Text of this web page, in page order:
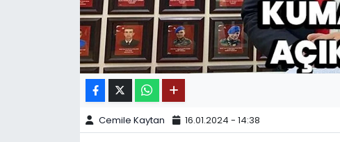
Cemile Kaytan 16.01.2024 - 14:38